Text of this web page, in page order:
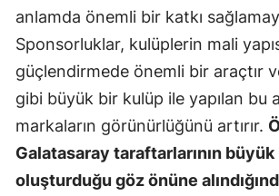
anlamda önemli bir katkı
Sponsorluklar, kulüplerin mali
güçlendirmede önemli bir araçtır
gibi büyük bir kulüp ile yapılan bu
markaların görünürlüğünü artırır.
Galatasaray taraftarlarının
oluşturduğu göz önüne